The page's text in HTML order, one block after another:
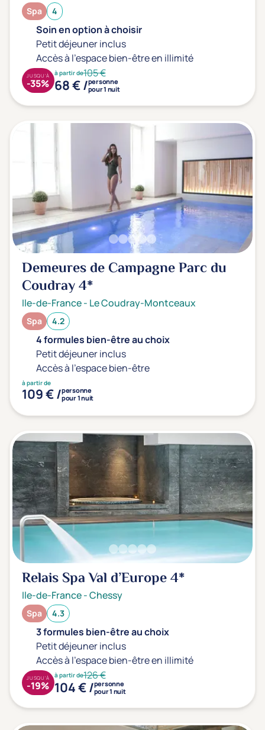
Offres spéciales
Vente Flash & Promo
Offres spéciales Solo
Établissements proches de chez moi
Transports & hébergement
Soins sans hébergement
(0)
Offre séjour + vol inclus
(0)
Spa 4
Soin en option à choisir
Petit déjeuner inclus
Accès à l'espace bien-être en illimité
à partir de105 €
68 € /personne
pour 1 nuit
JUSQU'À
-35%
Demeures de Campagne Parc du
Coudray4*
Ile-de-France- Le Coudray-Montceaux
Spa 4.2
4 formules bien-être au choix
Petit déjeuner inclus
Accès à l'espace bien-être
à partir de
109 € /personne
pour 1 nuit
Relais Spa Val d’Europe4*
Ile-de-France-Chessy
Spa 4.3
3 formules bien-être au choix
Petit déjeuner inclus
Accès à l'espace bien-être en illimité
à partir de126 €
104 € /personne
pour 1 nuit
JUSQU'À
-19%